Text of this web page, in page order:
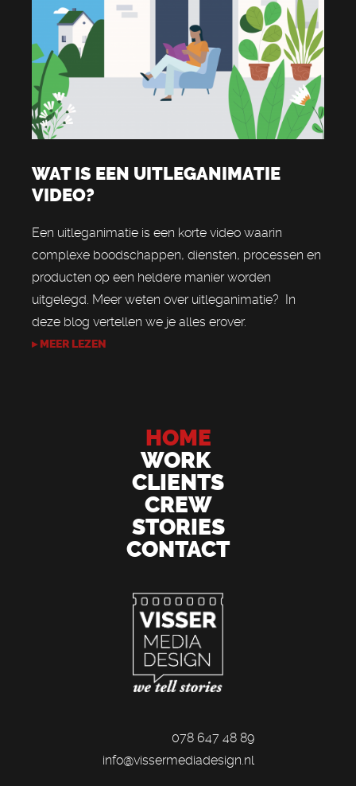
WAT IS EEN UITLEGANIMATIE
VIDEO?
Een uitleganimatie is een korte video waarin
complexe boodschappen, diensten, processen en
producten op een heldere manier worden
uitgelegd. Meer weten over uitleganimatie? In
deze blog vertellen we je alles erover.
▸ MEER LEZEN
HOME
WORK
CLIENTS
CREW
STORIES
CONTACT
078 647 48 89
info@vissermediadesign.nl